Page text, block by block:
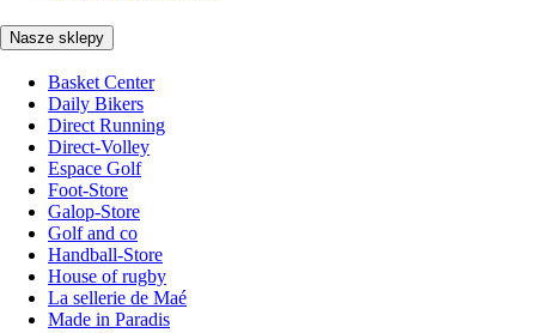
Nasze sklepy
Basket Center
Daily Bikers
Direct Running
Direct-Volley
Espace Golf
Foot-Store
Galop-Store
Golf and co
Handball-Store
House of rugby
La sellerie de Maé
Made in Paradis